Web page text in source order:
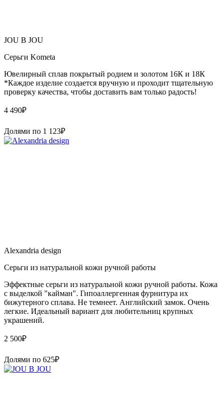
JOU B JOU
Серьги Kometa
Ювелирный сплав покрытый родием и золотом 16К и 18К
*Каждое изделие создается вручную и проходит тщательную
проверку качества, чтобы доставить вам только радость!
4 490₽
Долями по 1 123₽
Alexandria design
Серьги из натуральной кожи ручной работы
Эффектные серьги из натуральной кожи ручной работы. Кожа
с выделкой "кайман". Гипоаллергенная фурнитура их
бижутерного сплава. Не темнеет. Английский замок. Очень
легкие. Идеальный вариант для любительниц крупных
украшений.
2 500₽
Долями по 625₽